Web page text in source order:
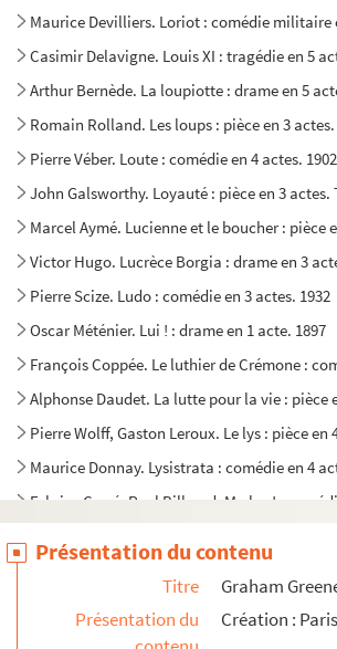
Maurice Devilliers. Loriot : comédie militaire
Casimir Delavigne. Louis XI : tragédie en 5
Arthur Bernède. La loupiotte : drame en 5
Romain Rolland. Les loups : pièce en 3 actes.
Pierre Véber. Loute : comédie en 4 actes. 1902
John Galsworthy. Loyauté : pièce en 3
Marcel Aymé. Lucienne et le boucher : pièce
Victor Hugo. Lucrèce Borgia : drame en 3
Pierre Scize. Ludo : comédie en 3 actes. 1932
Oscar Méténier. Lui ! : drame en 1 acte. 1897
François Coppée. Le luthier de Crémone :
Alphonse Daudet. La lutte pour la vie : pièce
Pierre Wolff, Gaston Leroux. Le lys : pièce en
Maurice Donnay. Lysistrata : comédie en 4
Fabrice Carré, Paul Bilhaud. Ma bru! :
Pierre Veber, Maurice Soulié. Ma fée :
Présentation du contenu
Titre
Graham
Présentation du
Création :